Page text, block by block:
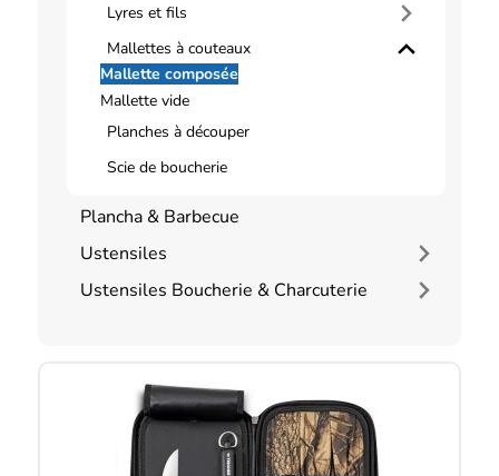
Lyres et fils
Mallettes à couteaux
Mallette composée
Mallette vide
Planches à découper
Scie de boucherie
Plancha & Barbecue
Ustensiles
Ustensiles Boucherie & Charcuterie